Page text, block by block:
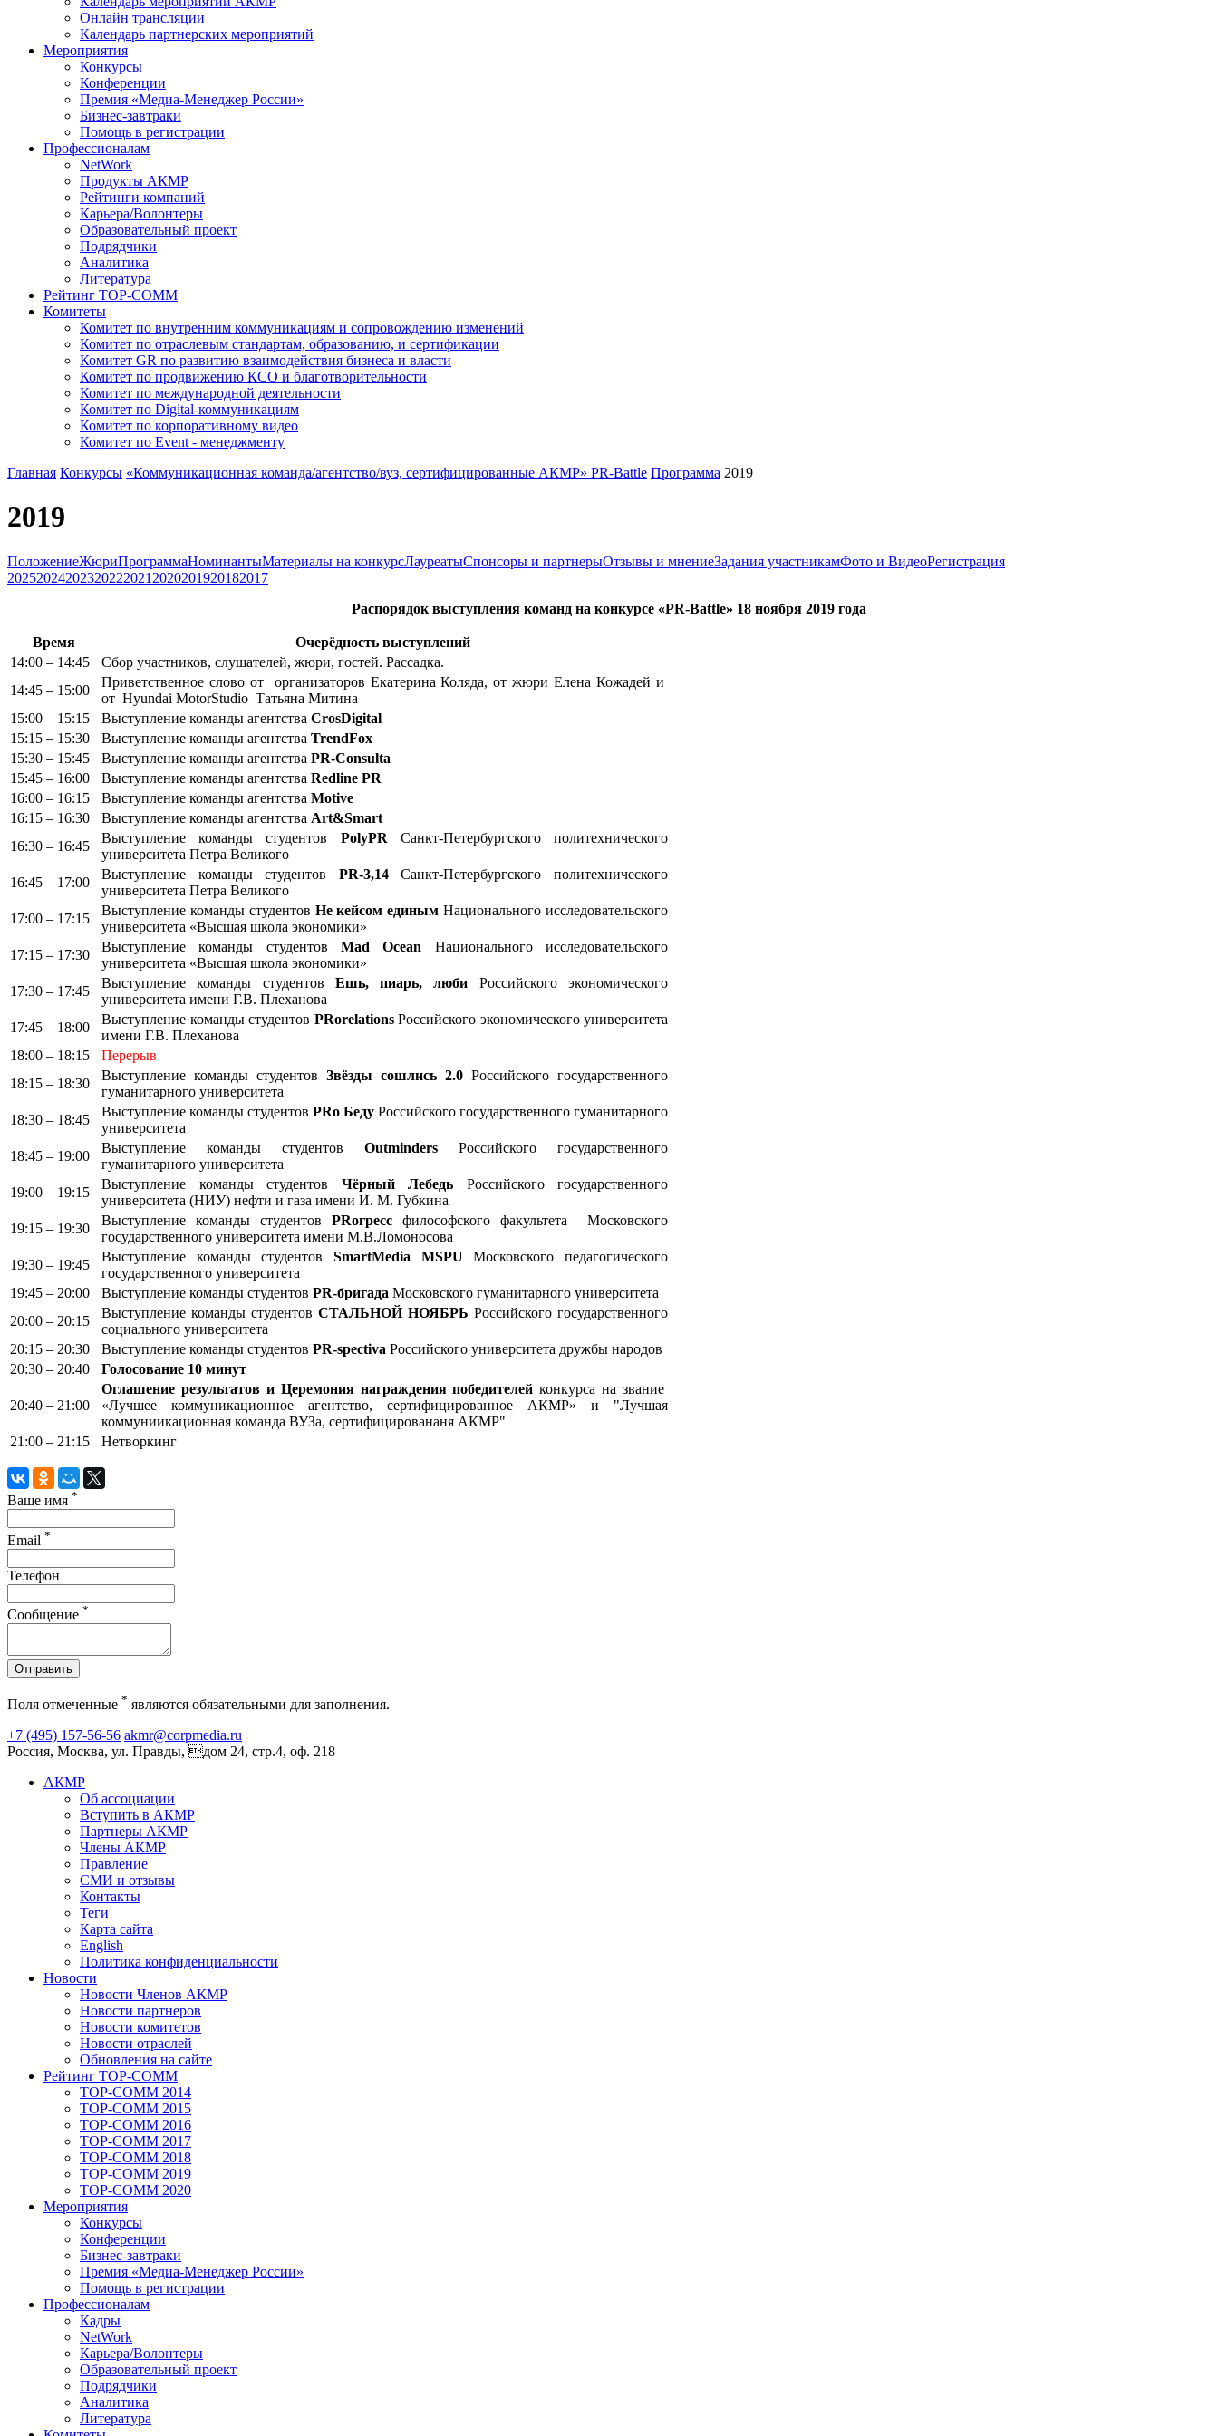
Онлайн трансляции
Календарь партнерских мероприятий
Мероприятия
Конкурсы
Конференции
Премия «Медиа-Менеджер России»
Бизнес-завтраки
Помощь в регистрации
Профессионалам
NetWork
Продукты АКМР
Рейтинги компаний
Карьера/Волонтеры
Образовательный проект
Подрядчики
Аналитика
Литература
Рейтинг TOP-COMM
Комитеты
Комитет по внутренним коммуникациям и сопровождению изменений
Комитет по отраслевым стандартам, образованию, и сертификации
Комитет GR по развитию взаимодействия бизнеса и власти
Комитет по продвижению КСО и благотворительности
Комитет по международной деятельности
Комитет по Digital-коммуникациям
Комитет по корпоративному видео
Комитет по Event - менеджменту
Главная Конкурсы «Коммуникационная команда/агентство/вуз, сертифицированные АКМР» PR-Battle Программа 2019
2019
ПоложениеЖюриПрограммаНоминантыМатериалы на конкурсЛауреатыСпонсоры и партнерыОтзывы и мнениеЗадания участникамФото и ВидеоРегистрация
20252024202320222021 2020201920182017
Распорядок выступления команд на конкурсе «PR-Battle» 18 ноября 2019 года
Время
Очерёдность выступлений
14:00 – 14:45
Сбор участников, слушателей, жюри, гостей. Рассадка.
14:45 – 15:00
Приветственное слово от организаторов Екатерина Коляда, от жюри Елена Кожадей и
от Hyundai MotorStudio Татьяна Митина
15:00 – 15:15
Выступление команды агентства CrosDigital
15:15 – 15:30
Выступление команды агентства TrendFox
15:30 – 15:45
Выступление команды агентства PR-Consulta
15:45 – 16:00
Выступление команды агентства Redline PR
16:00 – 16:15
Выступление команды агентства Motive
16:15 – 16:30
Выступление команды агентства Art&Smart
16:30 – 16:45
Выступление команды студентов PolyPR Санкт-Петербургского политехнического
университета Петра Великого
16:45 – 17:00
Выступление команды студентов PR-3,14Санкт-Петербургского политехнического
университета Петра Великого
17:00 – 17:15
Выступление команды студентов Не кейсом единым Национального исследовательского
университета «Высшая школа экономики»
17:15 – 17:30
Выступление команды студентов Mad Ocean Национального исследовательского
университета «Высшая школа экономики»
17:30 – 17:45
Выступление команды студентов Ешь, пиарь, люби Российского экономического
университета имени Г.В. Плеханова
17:45 – 18:00
Выступление команды студентов PRorelationsРоссийского экономического университета
имени Г.В. Плеханова
18:00 – 18:15
Перерыв
18:15 – 18:30
Выступление команды студентов Звёзды сошлись 2.0 Российского государственного
гуманитарного университета
18:30 – 18:45
Выступление команды студентов PRo Беду Российского государственного гуманитарного
университета
18:45 – 19:00
Выступление команды студентов Outminders Российского государственного
гуманитарного университета
19:00 – 19:15
Выступление команды студентов Чёрный Лебедь Российского государственного
университета (НИУ) нефти и газа имени И. М. Губкина
19:15 – 19:30
Выступление команды студентов PRогресс философского факультета Московского
государственного университета имени М.В.Ломоносова
19:30 – 19:45
Выступление команды студентов SmartMedia MSPU Московского педагогического
государственного университета
19:45 – 20:00
Выступление команды студентов PR-бригада Московского гуманитарного университета
20:00 – 20:15
Выступление команды студентов СТАЛЬНОЙ НОЯБРЬ Российского государственного
социального университета
20:15 – 20:30
Выступление команды студентов PR-spectiva Российского университета дружбы народов
20:30 – 20:40
Голосование 10 минут
20:40 – 21:00
Оглашение результатов и Церемония награждения победителей конкурса на звание
«Лучшее коммуникационное агентство, сертифицированное АКМР» и "Лучшая
коммуниикационная команда ВУЗа, сертифицировананя АКМР"
21:00 – 21:15
Нетворкинг
Ваше имя *
Email *
Телефон
Сообщение *
Отправить
Поля отмеченные * являются обязательными для заполнения.
+7 (495) 157-56-56 akmr@corpmedia.ru
Россия, Москва, ул. Правды, дом 24, стр.4, оф. 218
АКМР
Об ассоциации
Вступить в АКМР
Партнеры АКМР
Члены АКМР
Правление
СМИ и отзывы
Контакты
Теги
Карта сайта
English
Политика конфиденциальности
Новости
Новости Членов АКМР
Новости партнеров
Новости комитетов
Новости отраслей
Обновления на сайте
Рейтинг TOP-COMM
TOP-COMM 2014
TOP-COMM 2015
TOP-COMM 2016
TOP-COMM 2017
TOP-COMM 2018
TOP-COMM 2019
TOP-COMM 2020
Мероприятия
Конкурсы
Конференции
Бизнес-завтраки
Премия «Медиа-Менеджер России»
Помощь в регистрации
Профессионалам
Кадры
NetWork
Карьера/Волонтеры
Образовательный проект
Подрядчики
Аналитика
Литература